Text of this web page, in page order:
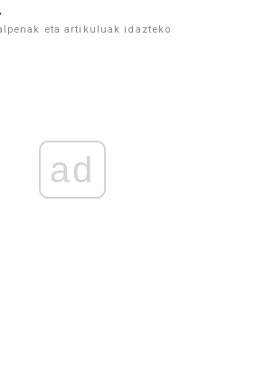
eta artikuluak idazteko
ad